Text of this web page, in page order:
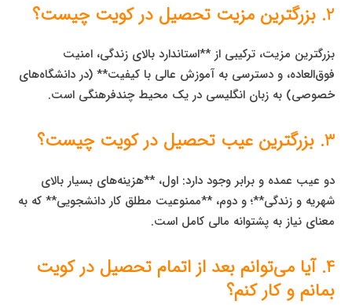
2. بزرگترین مزیت تحصیل در کویت چیست؟
بزرگترین مزیت، ترکیبی از **استاندارد بالای زندگی، امنیت
فوق‌العاده، و دسترسی به آموزش عالی با کیفیت** (در دانشگاه‌های
خصوصی) به زبان انگلیسی در یک محیط چندفرهنگی است.
3. بزرگترین عیب تحصیل در کویت چیست؟
دو عیب عمده و برابر وجود دارد: اول، **هزینه‌های بسیار بالای
شهریه و زندگی**؛ و دوم، **ممنوعیت مطلق کار دانشجویی** که به
معنای نیاز به پشتوانه مالی کامل است.
4. آیا می‌توانم بعد از اتمام تحصیل در کویت
بمانم و کار کنم؟